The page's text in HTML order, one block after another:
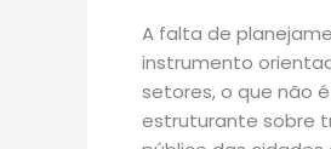
A falta de
instrumento
setores, o que não
estruturante sobre